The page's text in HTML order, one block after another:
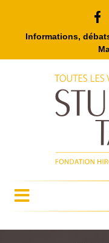
Informations,